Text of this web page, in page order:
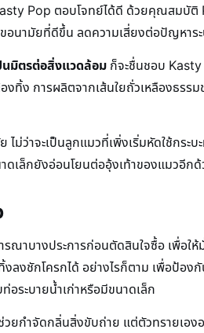
Pop ตอบโจทย์ได้ดี ด้วยคุณสมบั
อนามัยที่ดีขึ้น ลดความเสี่ยงต่อปัญหา
นมิตรต่อสิ่งแวดล้อม ก็จะชื่นชอบ
งทิ้ง การผลิตจากเส้นใยถั่วเหลืองธ
ม่ว่าจะเป็นลูกแมวที่เพิ่งเริ่มหัดใช้กร
ดเล็กยังอ่อนโยนต่ออุ้งเท้าของแมวอีก
าบางประการก่อนตัดสินใจซื้อ เพื่อใ
ชักโครกได้ อย่างไรก็ตาม เพื่อป้อง
อระบายน้ำเก่าหรือมีขนาดเล็ก
กำจัดกลิ่นสิ่งขับถ่าย แต่ตัวทรายเอง